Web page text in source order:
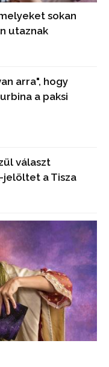
sokan
utaznak
arra", hogy
a paksi
választ
jelöltet a Tisza